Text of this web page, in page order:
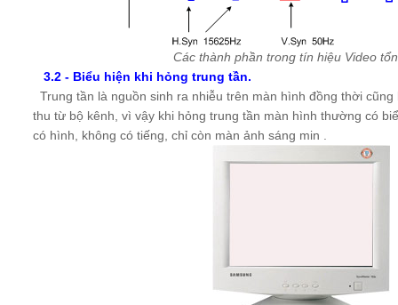
Các thành phần trong tín hiệu Video
3.2 - Biểu hiện khi hỏng trung tần.
Trung tần là nguồn sinh ra nhiễu trên màn hình đồng thời
thu từ bộ kênh, vì vậy khi hỏng trung tần màn hình thường có
có hình, không có tiếng, chỉ còn màn ảnh sáng min .